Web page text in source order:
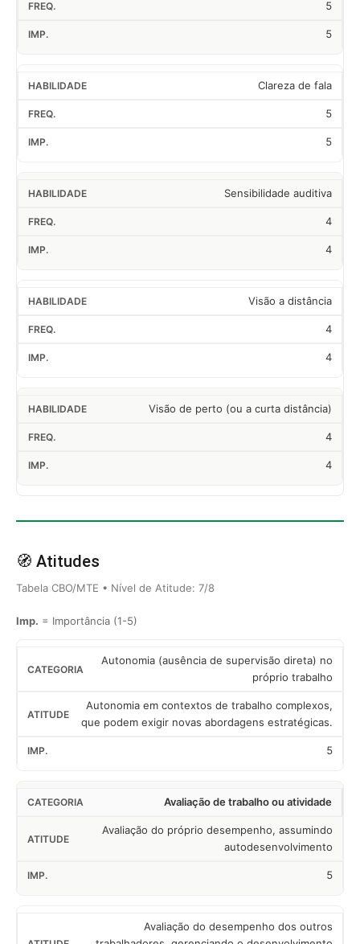
5
5
Clareza de fala
5
5
Sensibilidade auditiva
4
4
Visão a distância
4
4
Visão de perto (ou a curta distância)
4
4
🧭 Atitudes
Tabela CBO/MTE • Nível de Atitude: 7/8
Imp. = Importância (1-5)
Autonomia (ausência de supervisão direta) no
próprio trabalho
Autonomia em contextos de trabalho complexos,
que podem exigir novas abordagens estratégicas.
5
Avaliação de trabalho ou atividade
Avaliação do próprio desempenho, assumindo
autodesenvolvimento
5
Avaliação do desempenho dos outros